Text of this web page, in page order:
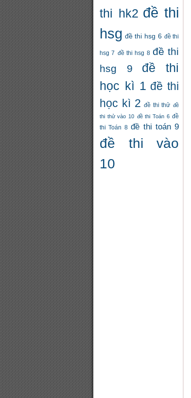
thi hk2 đề thi
hsg đề thi hsg 6 đề thi
hsg 7 đề thi hsg 8 đề thi
hsg 9
đề thi
học kì 1 đề thi
học kì 2 đề thi thử đề
thi thử vào 10 đề thi Toán 6 đề
thi Toán 8 đề thi toán 9
đề thi vào
10